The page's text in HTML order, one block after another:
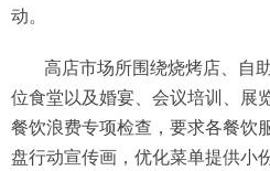
动。
高店市场所围绕烧烤店、自
位食堂以及婚宴、会议培训、展
餐饮浪费专项检查，要求各餐饮
盘行动宣传画，优化菜单提供小